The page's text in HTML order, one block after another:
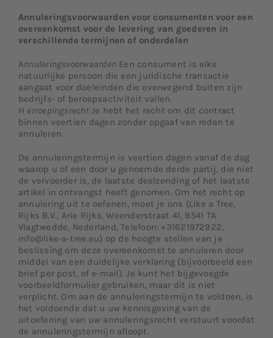
Annuleringsvoorwaarden voor consumenten voor een
overeenkomst voor de levering van goederen in
verschillende termijnen of onderdelen
Annuleringsvoorwaarden Een consument is elke
natuurlijke persoon die een juridische transactie
aangaat voor doeleinden die overwegend buiten zijn
bedrijfs- of beroepsactiviteit vallen.
H erroepingsrechtJe hebt het recht om dit contract
binnen veertien dagen zonder opgaaf van reden te
annuleren.
De annuleringstermijn is veertien dagen vanaf de dag
waarop u of een door u genoemde derde partij, die niet
de vervoerder is, de laatste deelzending of het laatste
artikel in ontvangst heeft genomen. Om het recht op
annulering uit te oefenen, moet je ons (Like a Tree,
Rijks B.V., Arie Rijks, Weenderstraat 41, 9541 TA
Vlagtwedde, Nederland, Telefoon: +31621972922,
info@like-a-tree.eu) op de hoogte stellen van je
beslissing om deze overeenkomst te annuleren door
middel van een duidelijke verklaring (bijvoorbeeld een
brief per post, of e-mail). Je kunt het bijgevoegde
voorbeeldformulier gebruiken, maar dit is niet
verplicht. Om aan de annuleringstermijn te voldoen, is
het voldoende dat u uw kennisgeving van de
uitoefening van uw annuleringsrecht verstuurt voordat
de annuleringstermijn afloopt.